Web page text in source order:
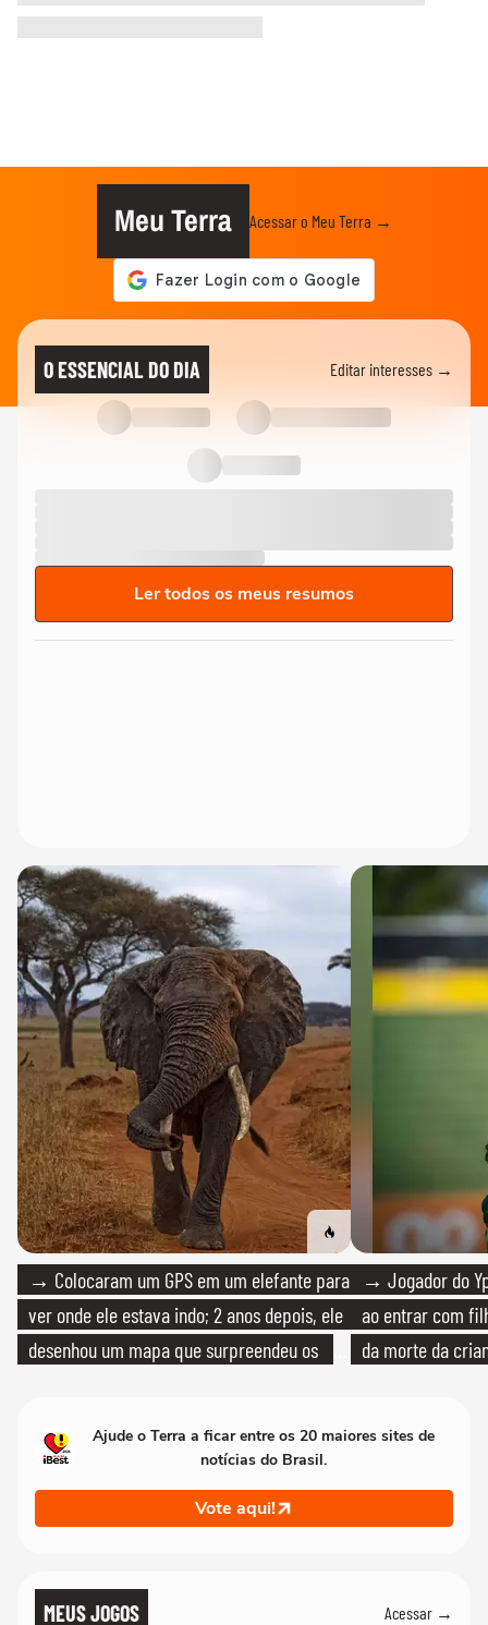
Meu Terra Acessar o Meu Terra →
O ESSENCIAL DO DIA Editar interesses →
Ler todos os meus resumos
→ Colocaram um GPS em um elefante para
ver onde ele estava indo; 2 anos depois, ele
desenhou um mapa que surpreendeu os
→ Jogador do
ao entrar com
da morte da
Ajude o Terra a ficar entre os 20 maiores sites de
notícias do Brasil.
Vote aqui!
MEUS JOGOS Acessar →